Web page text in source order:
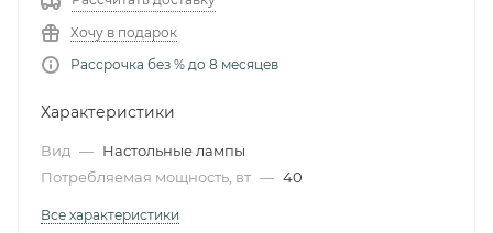
Хочу в подарок
Рассрочка без % до 8 месяцев
Характеристики
Вид — Настольные лампы
Потребляемая мощность, вт — 40
Все характеристики